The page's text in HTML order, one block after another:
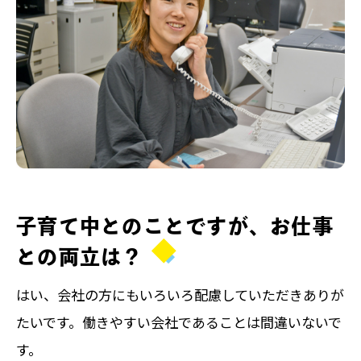
子育て中とのことですが、お仕事
との両立は？
はい、会社の方にもいろいろ配慮していただきありが
たいです。働きやすい会社であることは間違いないで
す。